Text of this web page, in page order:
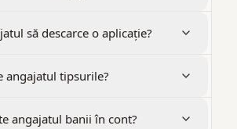
să descarce o aplicație?
angajatul tipsurile?
angajatul banii în cont?